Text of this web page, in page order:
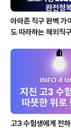
아마존 직구 완벽 가
도 따라하는 해외직
고3 수험생에게 전